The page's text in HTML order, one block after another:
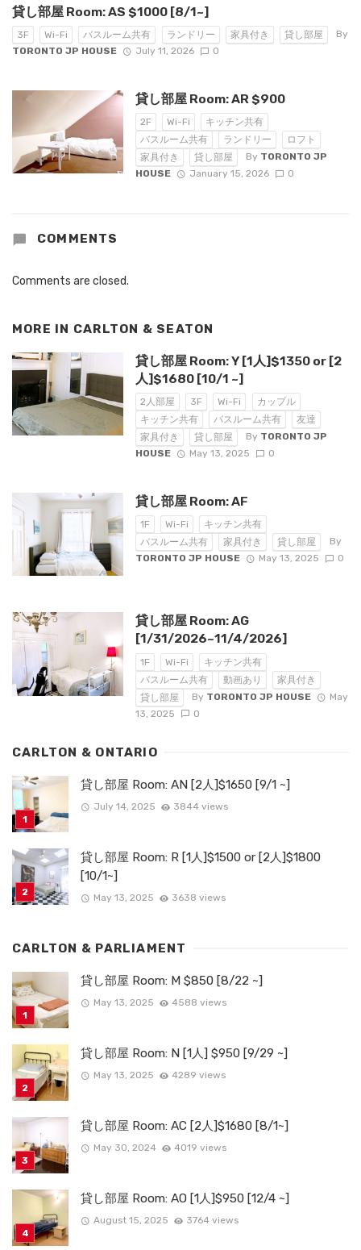
貸し部屋 Room: AS $1000 [8/1~]
3F Wi-Fi バスルーム共有 ランドリー 家具付き 貸し部屋
By
TORONTO JP HOUSE
July 11, 2026 0
貸し部屋 Room: AR $900
2F Wi-Fi
キッチン共有
バスルーム共有
ランドリー
ロフト
家具付き
貸し部屋 By TORONTO JP
HOUSE
January 15, 2026 0
COMMENTS
Comments are closed.
MORE IN CARLTON & SEATON
貸し部屋 Room: Y [1人]$1350 or [2
人]$1680 [10/1 ~]
2人部屋 3F Wi-Fi
カップル
キッチン共有
バスルーム共有
友達
家具付き
貸し部屋 By TORONTO JP
HOUSE
May 13, 2025 0
貸し部屋 Room: AF
1F Wi-Fi
キッチン共有
バスルーム共有
家具付き 貸し部屋
By
TORONTO JP HOUSE
May 13, 2025 0
貸し部屋 Room: AG
[1/31/2026~11/4/2026]
1F Wi-Fi
キッチン共有
バスルーム共有
動画あり
家具付き
貸し部屋
By TORONTO JP HOUSE
May
13, 2025
0
CARLTON & ONTARIO
貸し部屋 Room: AN [2人]$1650 [9/1 ~]
July 14, 2025 3844 views
貸し部屋 Room: R [1人]$1500 or [2人]$1800
[10/1~]
May 13, 2025 3638 views
CARLTON & PARLIAMENT
貸し部屋 Room: M $850 [8/22 ~]
May 13, 2025 4588 views
貸し部屋 Room: N [1人] $950 [9/29 ~]
May 13, 2025 4289 views
貸し部屋 Room: AC [2人]$1680 [8/1~]
May 30, 2024 4019 views
貸し部屋 Room: AO [1人]$950 [12/4 ~]
August 15, 2025 3764 views